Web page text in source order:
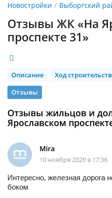
Новостройки Выборгский
Отзывы ЖК «На
проспекте 31»
Описание Ход
Отзывы
Отзывы жильцов и
Ярославском
Mira
10 ноября 2020 в 17:36
Интересно, железная дорога
боком